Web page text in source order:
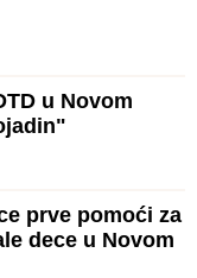
u Novom
prve pomoći za
dece u Novom